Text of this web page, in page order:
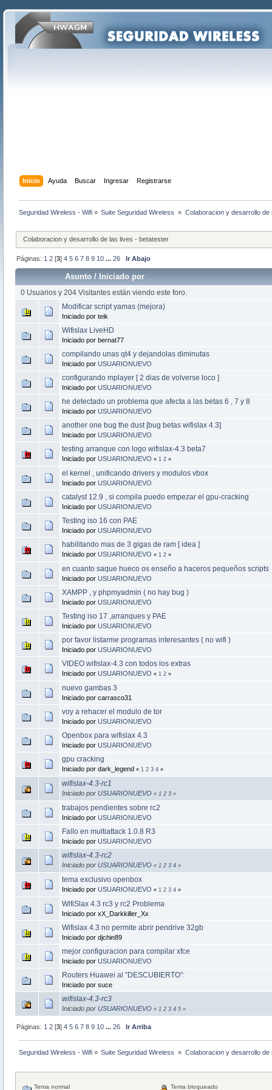
Inicio Ayuda Buscar Ingresar Registrarse
Seguridad Wireless - Wifi » Suite Seguridad Wireless » Colaboracion y desarrollo de
Colaboracion y desarrollo de las lives - betatester
Páginas: 1 2 [3]4 5 6 7 8 9 10 ...26 Ir Abajo
Asunto / Iniciado por
0 Usuarios y 204 Visitantes están viendo este foro.
Modificar script yamas (mejora)
Iniciado por teik
Wifislax LiveHD
Iniciado por bernat77
compilando unas qt4 y dejandolas diminutas
Iniciado por USUARIONUEVO
configurando mplayer [ 2 dias de volverse loco ]
Iniciado por USUARIONUEVO
he detectado un problema que afecta a las betas 6 , 7 y 8
Iniciado por USUARIONUEVO
another one bug the dust [bug betas wifislax 4.3]
Iniciado por USUARIONUEVO
testing arranque con logo wifislax-4.3 beta7
Iniciado por USUARIONUEVO « 1 2»
el kernel , unificando drivers y modulos vbox
Iniciado por USUARIONUEVO
catalyst 12.9 , si compila puedo empezar el gpu-cracking
Iniciado por USUARIONUEVO
Testing iso 16 con PAE
Iniciado por USUARIONUEVO
habilitando mas de 3 gigas de ram [ idea ]
Iniciado por USUARIONUEVO « 1 2»
en cuanto saque hueco os enseño a haceros pequeños scripts
Iniciado por USUARIONUEVO
XAMPP , y phpmyadmin ( no hay bug )
Iniciado por USUARIONUEVO
Testing iso 17 ,arranques y PAE
Iniciado por USUARIONUEVO
por favor listarme programas interesantes ( no wifi )
Iniciado por USUARIONUEVO
VIDEO wifislax-4.3 con todos los extras
Iniciado por USUARIONUEVO « 1 2»
nuevo gambas 3
Iniciado por carrasco31
voy a rehacer el modulo de tor
Iniciado por USUARIONUEVO
Openbox para wifislax 4.3
Iniciado por USUARIONUEVO
gpu cracking
Iniciado por dark_legend « 1 2 3 4»
wifislax-4.3-rc1
Iniciado por USUARIONUEVO « 1 2 3»
trabajos pendientes sobre rc2
Iniciado por USUARIONUEVO
Fallo en multiattack 1.0.8 R3
Iniciado por USUARIONUEVO
wifislax-4.3-rc2
Iniciado por USUARIONUEVO « 1 2 3 4»
tema exclusivo openbox
Iniciado por USUARIONUEVO « 1 2 3 4»
WifiSlax 4.3 rc3 y rc2 Problema
Iniciado por xX_Darkkiller_Xx
Wifislax 4.3 no permite abrir pendrive 32gb
Iniciado por djchin89
mejor configuracion para compilar xfce
Iniciado por USUARIONUEVO
Routers Huawei al ”DESCUBIERTO”:
Iniciado por suce
wifislax-4.3-rc3
Iniciado por USUARIONUEVO « 1 2 3 4 5»
Páginas: 1 2 [3]4 5 6 7 8 9 10 ...26 Ir Arriba
Seguridad Wireless - Wifi » Suite Seguridad Wireless » Colaboracion y desarrollo de
Tema normal Tema bloqueado